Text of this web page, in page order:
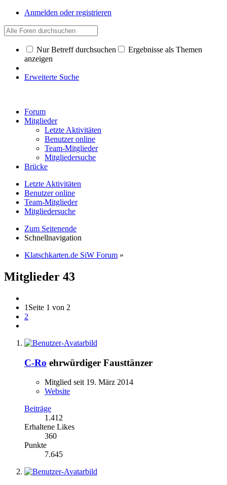
Anmelden oder registrieren
Nur Betreff durchsuchen
Ergebnisse als Themen
anzeigen
Erweiterte Suche
Forum
Mitglieder
Letzte Aktivitäten
Benutzer online
Team-Mitglieder
Mitgliedersuche
Brücke
Letzte Aktivitäten
Benutzer online
Team-Mitglieder
Mitgliedersuche
Zum Seitenende
Schnellnavigation
Klatschkarten.de SiW Forum »
Mitglieder 43
1 Seite 1 von 2
2
C-Ro ehrwürdiger Fausttänzer
Mitglied seit 19. März 2014
Website
Beiträge
1.412
Erhaltene Likes
360
Punkte
7.645